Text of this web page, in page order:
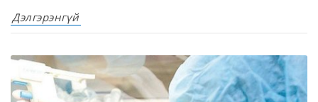
Дэлгэрэнгүй